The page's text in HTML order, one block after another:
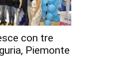
con tre
Piemonte